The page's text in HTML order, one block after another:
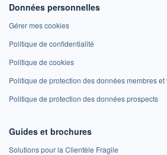
Données personnelles
Gérer mes cookies
Politique de confidentialité
Politique de cookies
Politique de protection des données membres et
Politique de protection des données prospects
Guides et brochures
Solutions pour la Clientèle Fragile